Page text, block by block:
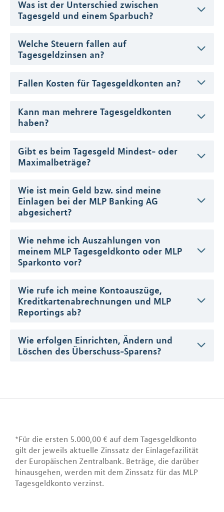
Was ist der Unterschied zwischen
Tagesgeld und einem Sparbuch?
Welche Steuern fallen auf
Tagesgeldzinsen an?
Fallen Kosten für Tagesgeldkonten an?
Kann man mehrere Tagesgeldkonten
haben?
Gibt es beim Tagesgeld Mindest- oder
Maximalbeträge?
Wie ist mein Geld bzw. sind meine
Einlagen bei der MLP Banking AG
abgesichert?
Wie nehme ich Auszahlungen von
meinem MLP Tagesgeldkonto oder MLP
Sparkonto vor?
Wie rufe ich meine Kontoauszüge,
Kreditkartenabrechnungen und MLP
Reportings ab?
Wie erfolgen Einrichten, Ändern und
Löschen des Überschuss-Sparens?
*Für die ersten 5.000,00 € auf dem Tagesgeldkonto
gilt der jeweils aktuelle Zinssatz der Einlagefazilität
der Europäischen Zentralbank. Beträge, die darüber
hinausgehen, werden mit dem Zinssatz für das MLP
Tagesgeldkonto verzinst.